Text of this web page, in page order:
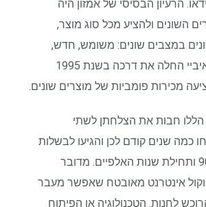
הרעיון הבסיסי של אמזון היה
השונים ולהציע מכל סוג מוצר,
במצבים שונים: משומש, חדש,
כמעט חדש וכו'. איביי החלה את דרכה בשנת 1995
מכירות פומביות של מוצרים שונים.
חבות את הצלחתן לשתי
כמה שנים קודם לכן והגיעו לבשלות
שנות ה-90 ותחילת שנות האלפיים. מדובר
אינטרנט מאובטח שאפשר מעבר
לחנות. הטכנולוגיה או הפיתוח